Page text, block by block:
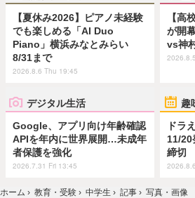
【夏休み2026】ピアノ未経験
でも楽しめる「AI Duo
Piano」横浜みなとみらい
8/31まで
2026.8.6 Thu 19:45
【高
が開
vs神
デジタル生活
Google、アプリ向け年齢確認
APIを年内に世界展開…未成年
者保護を強化
2026.7.31 Fri 13:45
趣
ドラ
11/20
締切
ホーム › 教育・受験 › 中学生 › 記事 › 写真・画像